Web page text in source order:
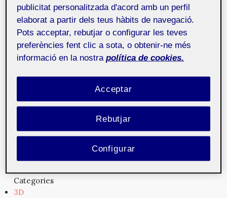
ISEA2022 Barcelona 15 de novembre de
2022
El Simposio Internacional de Arte Electrónico ISEA
celebró su 27.ª edición en Barcelona después de 10
por la UOC, reunió a una comunidad de expertos en
arte, ciencia y tecnología, así como a artistas digitales
nacionales e internacionales. ISEA2022 Barcelona,
además, extendió su programación a diversos puntos
Categories
3D
publicitat personalitzada d'acord amb un perfil
elaborat a partir dels teus hàbits de navegació.
Pots acceptar, rebutjar o configurar les teves
preferències fent clic a sota, o obtenir-ne més
informació en la nostra política de cookies.
Rebutjar
Acceptar
Configurar